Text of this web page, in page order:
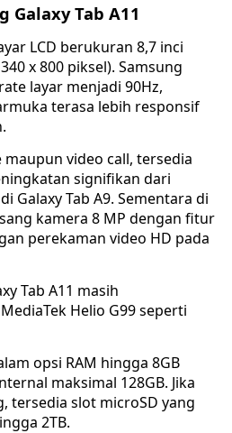
Galaxy Tab A11
LCD berukuran 8,7 inci
x 800 piksel). Samsung
layar menjadi 90Hz,
terasa lebih responsif
video call, tersedia
signifikan dari
Galaxy Tab A9. Sementara di
kamera 8 MP dengan fitur
perekaman video HD pada
Tab A11 masih
Helio G99 seperti
opsi RAM hingga 8GB
maksimal 128GB. Jika
tersedia slot microSD yang
2TB.